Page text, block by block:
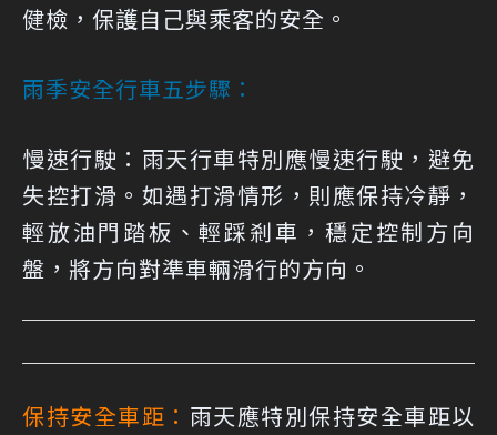
健檢，保護自己與乘客的安全。
雨季安全行車五步驟：
慢速行駛：雨天行車特別應慢速行駛，避免
失控打滑。如遇打滑情形，則應保持冷靜，
輕放油門踏板、輕踩剎車，穩定控制方向
盤，將方向對準車輛滑行的方向。
保持安全車距： 雨天應特別保持安全車距以